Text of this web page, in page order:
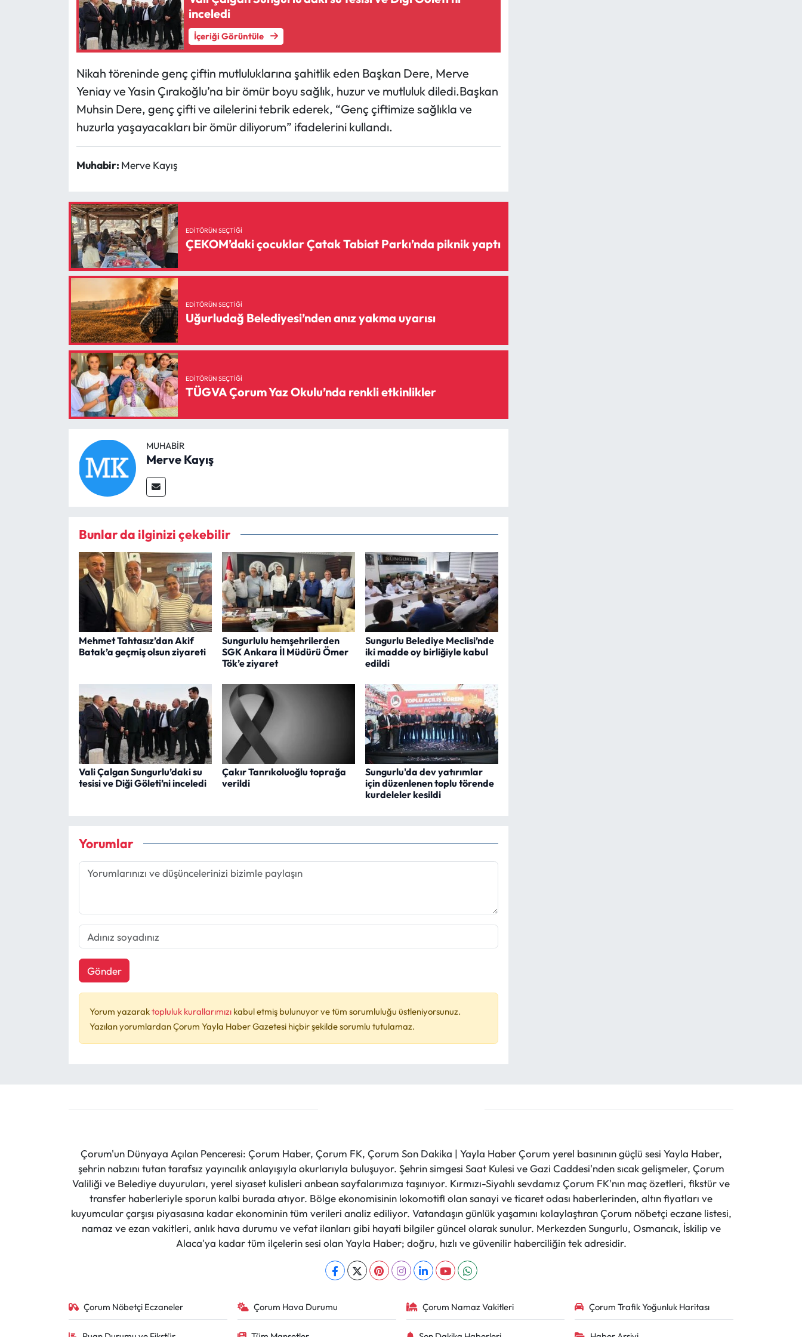
inceledi
İçeriği Görüntüle
Nikah töreninde genç çiftin mutluluklarına şahitlik eden Başkan Dere, Merve
Yeniay ve Yasin Çırakoğlu’na bir ömür boyu sağlık, huzur ve mutluluk diledi.Başkan
Muhsin Dere, genç çifti ve ailelerini tebrik ederek, “Genç çiftimize sağlıkla ve
huzurla yaşayacakları bir ömür diliyorum” ifadelerini kullandı.
Muhabir: Merve Kayış
EDITÖRÜN SEÇTIĞI
ÇEKOM’daki çocuklar Çatak Tabiat Parkı’nda piknik yaptı
EDITÖRÜN SEÇTIĞI
Uğurludağ Belediyesi’nden anız yakma uyarısı
EDITÖRÜN SEÇTIĞI
TÜGVA Çorum Yaz Okulu’nda renkli etkinlikler
MUHABIR
Merve Kayış
Bunlar da ilginizi çekebilir
Mehmet Tahtasız’dan Akif
Batak’a geçmiş olsun ziyareti
Sungurlulu hemşehrilerden
SGK Ankara İl Müdürü Ömer
Tök’e ziyaret
Sungurlu Belediye Meclisi’nde
iki madde oy birliğiyle kabul
edildi
Vali Çalgan Sungurlu’daki su
tesisi ve Diği Göleti’ni inceledi
Çakır Tanrıkoluoğlu toprağa
verildi
Sungurlu'da dev yatırımlar
için düzenlenen toplu törende
kurdeleler kesildi
Yorumlar
Gönder
Yorum yazaraktopluluk kurallarımızı kabul etmiş bulunuyor ve tüm sorumluluğu üstleniyorsunuz.
Yazılan yorumlardan Çorum Yayla Haber Gazetesi hiçbir şekilde sorumlu tutulamaz.
Çorum'un Dünyaya Açılan Penceresi: Çorum Haber, Çorum FK, Çorum Son Dakika | Yayla Haber Çorum yerel basınının güçlü sesi Yayla Haber,
şehrin nabzını tutan tarafsız yayıncılık anlayışıyla okurlarıyla buluşuyor. Şehrin simgesi Saat Kulesi ve Gazi Caddesi'nden sıcak gelişmeler, Çorum
Valiliği ve Belediye duyuruları, yerel siyaset kulisleri anbean sayfalarımıza taşınıyor. Kırmızı-Siyahlı sevdamız Çorum FK'nın maç özetleri, fikstür ve
transfer haberleriyle sporun kalbi burada atıyor. Bölge ekonomisinin lokomotifi olan sanayi ve ticaret odası haberlerinden, altın fiyatları ve
kuyumcular çarşısı piyasasına kadar ekonominin tüm verileri analiz ediliyor. Vatandaşın günlük yaşamını kolaylaştıran Çorum nöbetçi eczane listesi,
namaz ve ezan vakitleri, anlık hava durumu ve vefat ilanları gibi hayati bilgiler güncel olarak sunulur. Merkezden Sungurlu, Osmancık, İskilip ve
Alaca'ya kadar tüm ilçelerin sesi olan Yayla Haber; doğru, hızlı ve güvenilir haberciliğin tek adresidir.
Çorum Nöbetçi Eczaneler Çorum Hava Durumu Çorum Namaz Vakitleri Çorum Trafik Yoğunluk Haritası
Mecitözü Haberleri
Ortaköy Haberleri
Otomotiv
Resmi Reklam
Sungurlu Haberleri
Uğurludağ Haberleri
Yayla Haber
Yemek Tarifleri